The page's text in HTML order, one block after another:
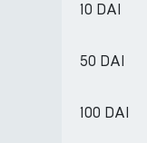
10 DAI
50 DAI
100 DAI